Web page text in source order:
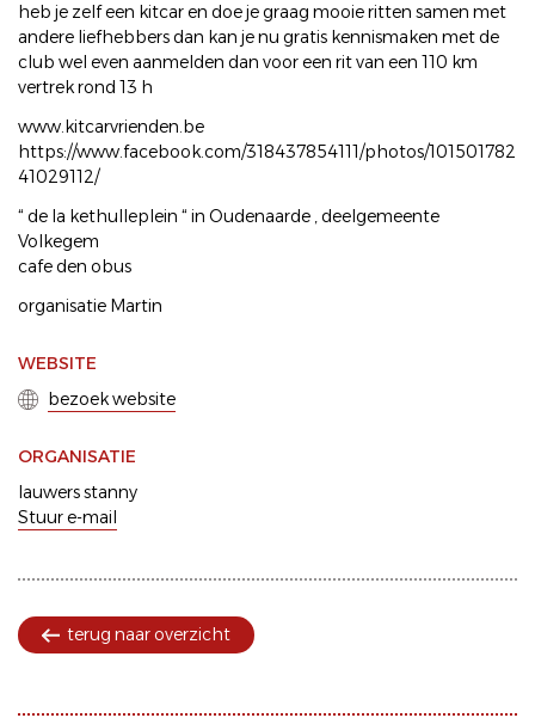
heb je zelf een kitcar en doe je graag mooie ritten samen met
andere liefhebbers dan kan je nu gratis kennismaken met de
club wel even aanmelden dan voor een rit van een 110 km
vertrek rond 13 h
www.kitcarvrienden.be
https://www.facebook.com/318437854111/photos/101501782
41029112/
“ de la kethulleplein “ in Oudenaarde , deelgemeente
Volkegem
cafe den obus
organisatie Martin
WEBSITE
bezoek website
ORGANISATIE
lauwers stanny
Stuur e-mail
terug naar overzicht